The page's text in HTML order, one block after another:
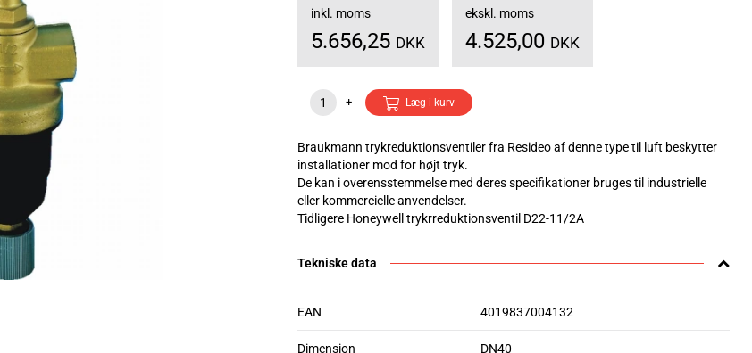
inkl. moms
5.656,25 DKK
ekskl. moms
4.525,00 DKK
- + Læg i kurv
Braukmann trykreduktionsventiler fra Resideo af denne type til luft beskytter
installationer mod for højt tryk.
De kan i overensstemmelse med deres specifikationer bruges til industrielle
eller kommercielle anvendelser.
Tidligere Honeywell trykrreduktionsventil D22-11/2A
Tekniske data
EAN 4019837004132
Dimension DN40